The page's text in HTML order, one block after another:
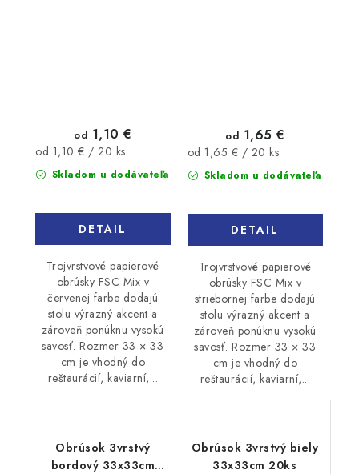
Skladom u dodávateľa
od 1,10 €
Jednotková
cena:
od 1,10 € / 20 ks
DETAIL
Trojvrstvové papierové
obrúsky FSC Mix v
červenej farbe dodajú
stolu výrazný akcent a
zároveň ponúknu vysokú
savosť. Rozmer 33 × 33
cm je vhodný do
reštaurácií, kaviarní,...
Skladom u dodávateľa
od 1,65 €
Jednotková
cena:
od 1,65 € / 20 ks
DETAIL
Trojvrstvové papierové
obrúsky FSC Mix v
striebornej farbe dodajú
stolu výrazný akcent a
zároveň ponúknu vysokú
savosť. Rozmer 33 × 33
cm je vhodný do
reštaurácií, kaviarní,...
Obrúsok 3vrstvý
bordový 33x33cm
Obrúsok 3vrstvý biely
33x33cm 20ks